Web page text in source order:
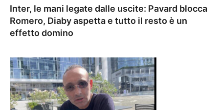
Inter, le mani legate dalle uscite: Pavard blocca
Romero, Diaby aspetta e tutto il resto è un
effetto domino